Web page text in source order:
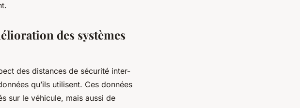
des systèmes
des distances de sécurité inter-
qu’ils utilisent. Ces données
sur le véhicule, mais aussi de